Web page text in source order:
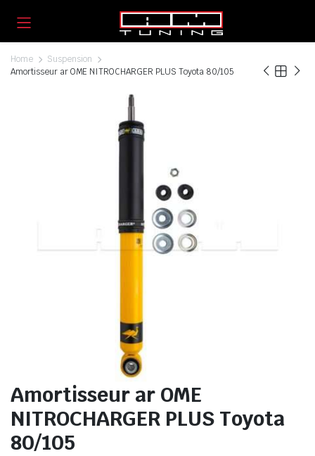
Home
Suspension
Amortisseur ar OME NITROCHARGER PLUS Toyota 80/105
Amortisseur ar OME
NITROCHARGER PLUS Toyota
80/105